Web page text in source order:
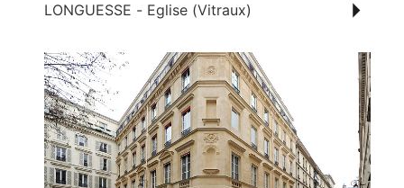
LONGUESSE - Eglise (Vitraux)